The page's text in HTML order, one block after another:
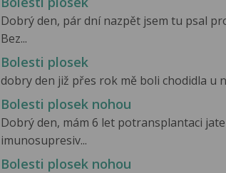
Dobrý den, pár dní nazpět jsem tu psal
Bez...
Bolesti plosek
dobry den již přes rok mě boli chodidla u
Bolesti plosek nohou
Dobrý den, mám 6 let potransplantaci
imunosupresiv...
Bolesti plosek nohou